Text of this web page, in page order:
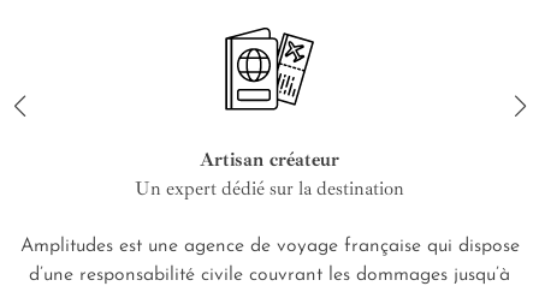
Artisan créateur
Un expert dédié sur la destination
Amplitudes est une agence de voyage française qui dispose
d’une responsabilité civile couvrant les dommages jusqu’à